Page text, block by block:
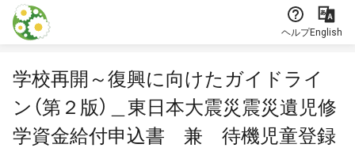
本文に飛ぶ
ヘルプEnglish
学校再開～復興に向けたガイドライ
ン（第２版）＿東日本大震災震災遺児修
学資金給付申込書 兼 待機児童登録